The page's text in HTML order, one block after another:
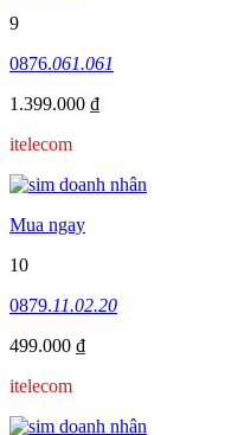
9
0876.061.061
1.399.000 ₫
itelecom
Mua ngay
10
0879.11.02.20
499.000 ₫
itelecom